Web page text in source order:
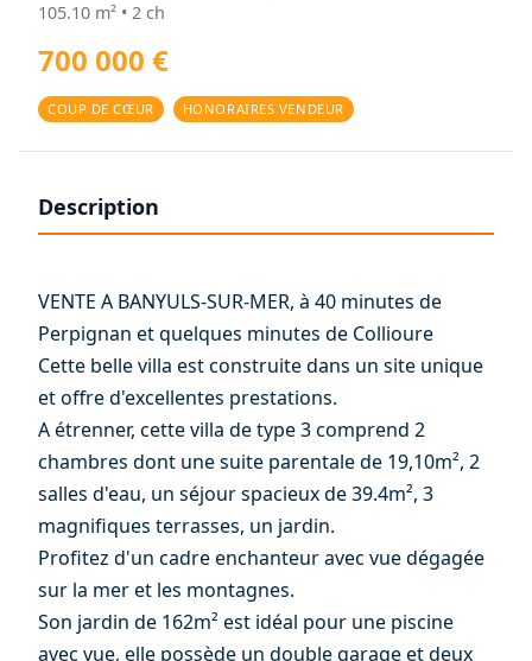
105.10 m² • 2 ch
700 000 €
COUP DE CŒUR HONORAIRES VENDEUR
Description
VENTE A BANYULS-SUR-MER, à 40 minutes de
Perpignan et quelques minutes de Collioure
Cette belle villa est construite dans un site unique
et offre d'excellentes prestations.
A étrenner, cette villa de type 3 comprend 2
chambres dont une suite parentale de 19,10m², 2
salles d'eau, un séjour spacieux de 39.4m², 3
magnifiques terrasses, un jardin.
Profitez d'un cadre enchanteur avec vue dégagée
sur la mer et les montagnes.
Son jardin de 162m² est idéal pour une piscine
avec vue, elle possède un double garage et deux